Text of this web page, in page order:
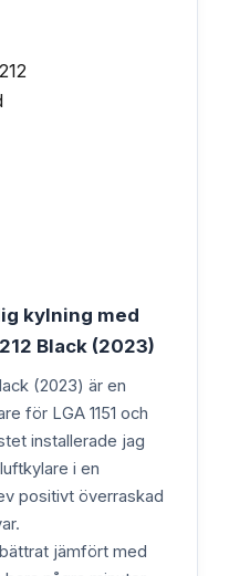
kylning med
Black (2023)
(2023) är en
för LGA 1151 och
installerade jag
i en
positivt överraskad
jämfört med